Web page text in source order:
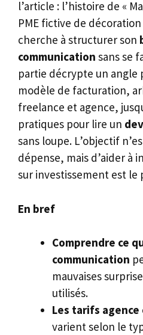
l’article : l’histoire de «
PME fictive de
cherche à structurer son
communication sans se
partie décrypte un angle
modèle de facturation,
freelance et agence,
pratiques pour lire un
sans loupe. L’objectif
dépense, mais d’aider à
sur investissement est le
En bref
Comprendre ce
communication
mauvaises
utilisés.
Les tarifs
varient selon le